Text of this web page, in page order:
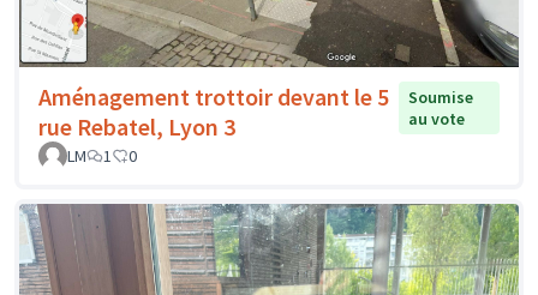
Aménagement trottoir devant le 5
rue Rebatel, Lyon 3
Soumise
au vote
LM
1 0